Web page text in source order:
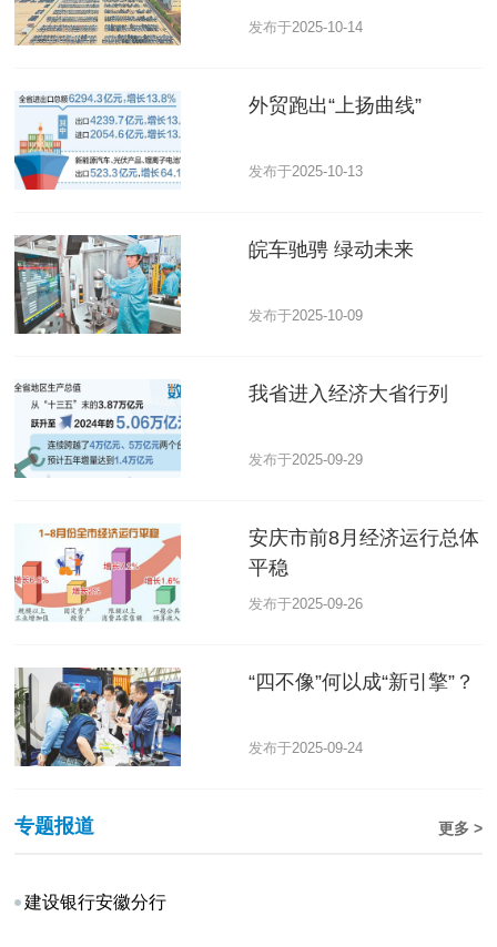
发布于2025-10-14
外贸跑出“上扬曲线”
发布于2025-10-13
皖车驰骋 绿动未来
发布于2025-10-09
我省进入经济大省行列
发布于2025-09-29
安庆市前8月经济运行总体
平稳
发布于2025-09-26
“四不像”何以成“新引擎”？
发布于2025-09-24
专题报道 更多 >
建设银行安徽分行